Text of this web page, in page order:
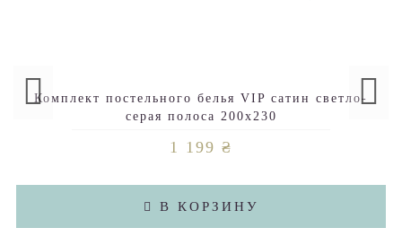
Комплект постельного белья VIP сатин светло-
серая полоса 200х230
1 199 ₴
В КОРЗИНУ